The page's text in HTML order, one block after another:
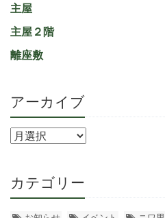
主屋
主屋２階
離座敷
アーカイブ
カテゴリー